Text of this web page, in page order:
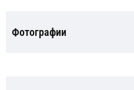
Фотографии